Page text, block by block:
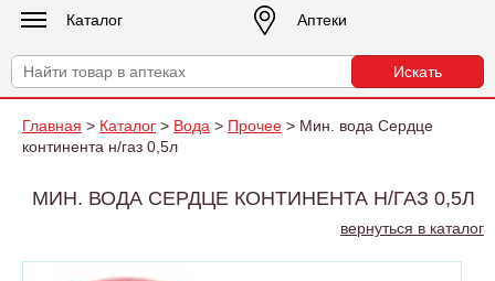
Каталог Аптеки
Главная > Каталог > Вода > Прочее > Мин. вода Сердце
континента н/газ 0,5л
МИН. ВОДА СЕРДЦЕ КОНТИНЕНТА Н/ГАЗ 0,5Л
вернуться в каталог